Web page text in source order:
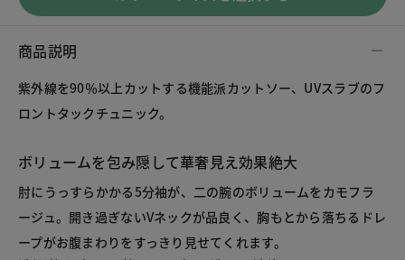
商品説明
紫外線を90％以上カットする機能派カットソー、UVスラブのフ
ロントタックチュニック。
ボリュームを包み隠して華奢見え効果絶大
肘にうっすらかかる5分袖が、二の腕のボリュームをカモフラ
ージュ。開き過ぎないVネックが品良く、胸もとから落ちるドレ
ープがお腹まわりをすっきり見せてくれます。